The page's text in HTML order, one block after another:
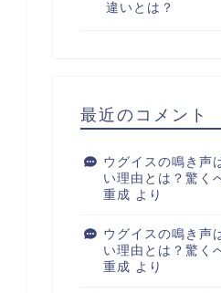
違いとは？
最近のコメント
ウグイスの鳴き声
い理由とは？驚く
重成 より
ウグイスの鳴き声
い理由とは？驚く
重成 より